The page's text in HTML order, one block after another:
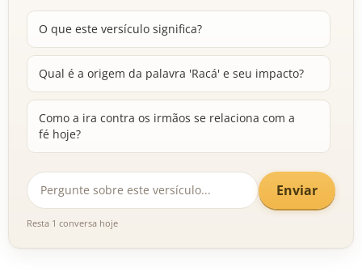
O que este versículo significa?
Qual é a origem da palavra 'Racá' e seu impacto?
Como a ira contra os irmãos se relaciona com a
fé hoje?
Enviar
Resta 1 conversa hoje